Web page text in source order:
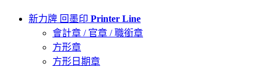
新力牌 回墨印 Printer Line
會計章 / 官章 / 職銜章
方形章
方形日期章